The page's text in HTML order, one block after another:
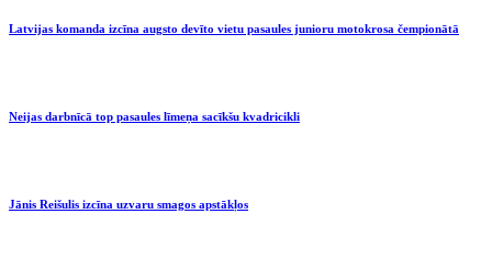
Latvijas komanda izcīna augsto devīto vietu pasaules junioru motokrosa čempionātā
Neijas darbnīcā top pasaules līmeņa sacīkšu kvadricikli
Jānis Reišulis izcīna uzvaru smagos apstākļos